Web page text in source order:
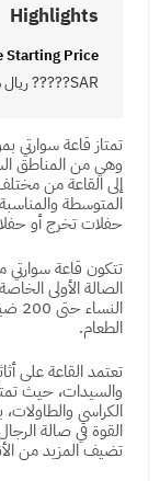
Highlights
Starting Price
SAR????? ريال سعودي
تمتاز قاعة سوارتي
وهي من المناطق
إلى القاعة من
المتوسطة
حفلات تخرج أو
تتكون قاعة
الطعام.
تعتمد القاعة على
والسيدات، حيث
الكراسي
القوة في صالة
تضيف المزيد من